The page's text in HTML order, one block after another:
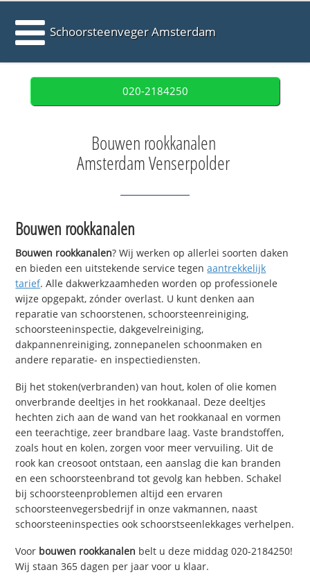
Schoorsteenveger Amsterdam
020-2184250
Bouwen rookkanalen
Amsterdam Venserpolder
Bouwen rookkanalen
Bouwen rookkanalen? Wij werken op allerlei soorten daken
en bieden een uitstekende service tegenaantrekkelijk
tarief. Alle dakwerkzaamheden worden op professionele
wijze opgepakt, zónder overlast. U kunt denken aan
reparatie van schoorstenen, schoorsteenreiniging,
schoorsteeninspectie, dakgevelreiniging,
dakpannenreiniging, zonnepanelen schoonmaken en
andere reparatie- en inspectiediensten.
Bij het stoken(verbranden) van hout, kolen of olie komen
onverbrande deeltjes in het rookkanaal. Deze deeltjes
hechten zich aan de wand van het rookkanaal en vormen
een teerachtige, zeer brandbare laag. Vaste brandstoffen,
zoals hout en kolen, zorgen voor meer vervuiling. Uit de
rook kan creosoot ontstaan, een aanslag die kan branden
en een schoorsteenbrand tot gevolg kan hebben. Schakel
bij schoorsteenproblemen altijd een ervaren
schoorsteenvegersbedrijf in onze vakmannen, naast
schoorsteeninspecties ook schoorstseenlekkages verhelpen.
Voor bouwen rookkanalen belt u deze middag 020-2184250!
Wij staan 365 dagen per jaar voor u klaar.